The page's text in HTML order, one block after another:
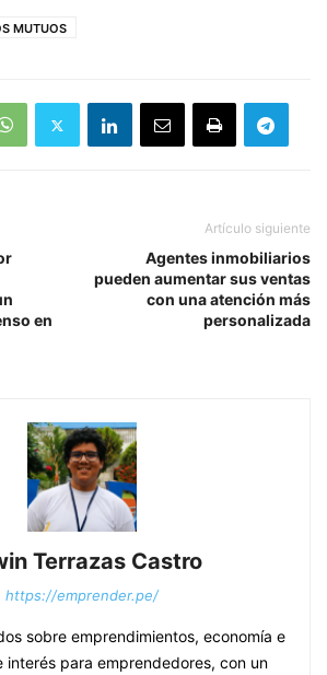
MUTUOS
en
Artículo siguiente
Agentes inmobiliarios
pueden aumentar sus ventas
con una atención más
personalizada
Terrazas Castro
https://emprender.pe/
sobre emprendimientos, economía e
interés para emprendedores, con un